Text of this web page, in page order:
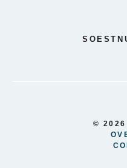
© 2026